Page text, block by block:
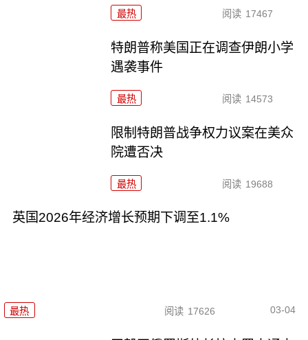
最热 阅读 17467
特朗普称美国正在调查伊朗小学
遇袭事件
最热 阅读 14573
限制特朗普战争权力议案在美众
院遭否决
最热 阅读 19688
英国2026年经济增长预期下调至1.1%
最热 阅读 17626 03-04